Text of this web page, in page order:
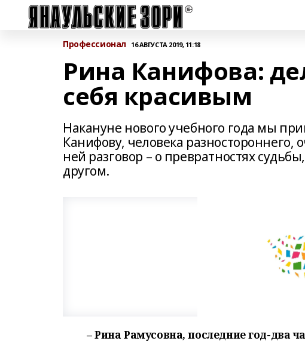
Профессионал 16 АВГУСТА 2019, 11:18
Рина Канифова:
себя красивым
Накануне нового учебного года мы
Канифову, человека разностороннего,
ней разговор – о превратностях
другом.
– Рина Рамусовна, последние год-два